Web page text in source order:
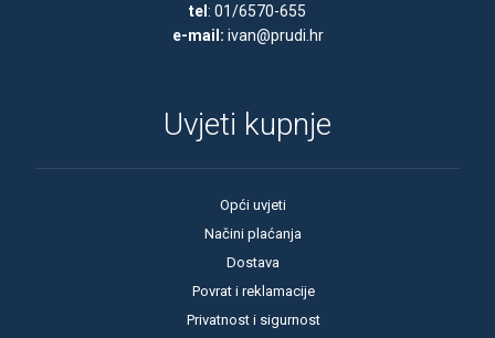
tel : 01/6570-655
e-mail: ivan@prudi.hr
Uvjeti kupnje
Opći uvjeti
Načini plaćanja
Dostava
Povrat i reklamacije
Privatnost i sigurnost